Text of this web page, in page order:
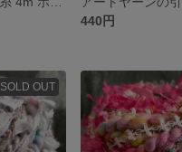
440円
SOLD OUT